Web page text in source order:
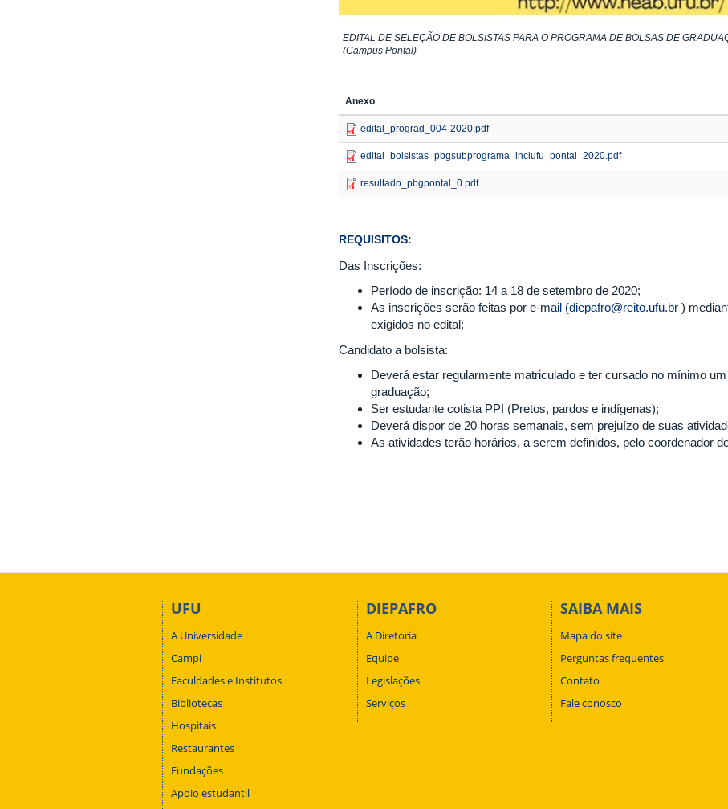
EDITAL DE SELEÇÃO DE BOLSISTAS PARA O PROGRAMA DE BOLSAS DE
(Campus Pontal)
Anexo
edital_prograd_004-2020.pdf
edital_bolsistas_pbgsubprograma_inclufu_pontal_2020.pdf
resultado_pbgpontal_0.pdf
REQUISITOS:
Das Inscrições:
Período de inscrição: 14 a 18 de setembro de 2020;
As inscrições serão feitas por e-mail (diepafro@reito.ufu.br )
exigidos no edital;
Candidato a bolsista:
Deverá estar regularmente matriculado e ter cursado no mínimo
graduação;
Ser estudante cotista PPI (Pretos, pardos e indígenas);
Deverá dispor de 20 horas semanais, sem prejuízo de suas
As atividades terão horários, a serem definidos, pelo coordenador
UFU
A Universidade
Campi
Faculdades e Institutos
Bibliotecas
Hospitais
Restaurantes
Fundações
Apoio estudantil
DIEPAFRO
A Diretoria
Equipe
Legislações
Serviços
SAIBA MAIS
Mapa do site
Perguntas frequentes
Contato
Fale conosco